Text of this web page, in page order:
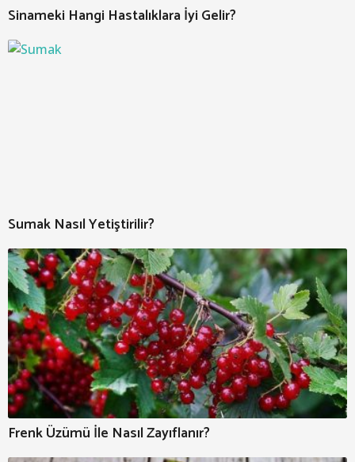
Sinameki Hangi Hastalıklara İyi Gelir?
Sumak Nasıl Yetiştirilir?
Frenk Üzümü İle Nasıl Zayıflanır?